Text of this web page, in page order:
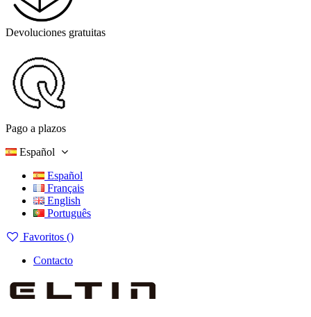
Devoluciones gratuitas
Pago a plazos
Español
Español
Français
English
Português
Favoritos ()
Contacto